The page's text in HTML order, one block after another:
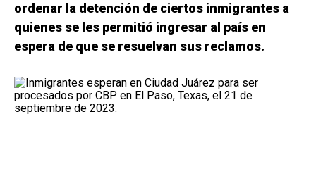
ordenar la detención de ciertos inmigrantes a
quienes se les permitió ingresar al país en
espera de que se resuelvan sus reclamos.